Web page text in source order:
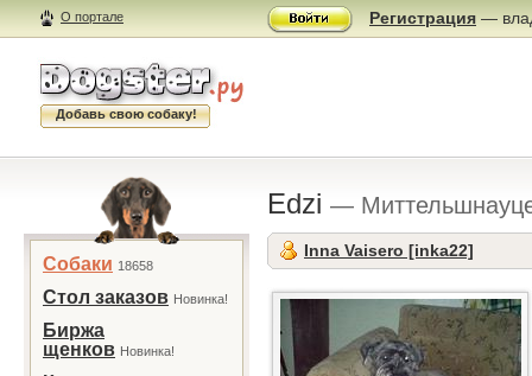
О портале Регистрация —
Добавь свою собаку!
Собаки 18658
Стол заказов Новинка!
Биржа
щенков Новинка!
Edzi —
Inna Vaisero [inka22]